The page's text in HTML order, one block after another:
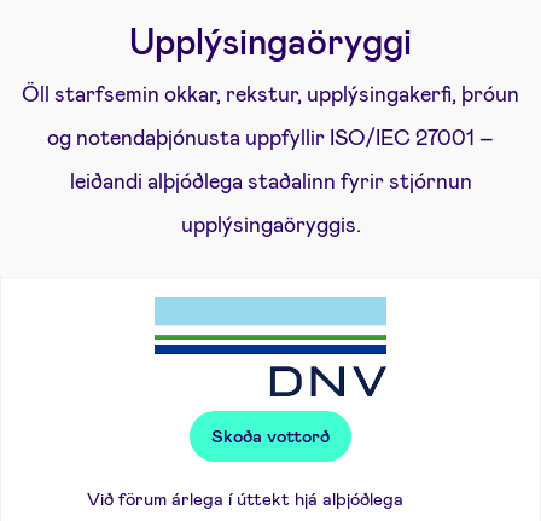
Upplýsingaöryggi
Öll starfsemin okkar, rekstur, upplýsingakerfi, þróun
og notendaþjónusta uppfyllir ISO/IEC 27001 –
leiðandi alþjóðlega staðalinn fyrir stjórnun
upplýsingaöryggis.
Skoða vottorð
Við förum árlega í úttekt hjá alþjóðlega